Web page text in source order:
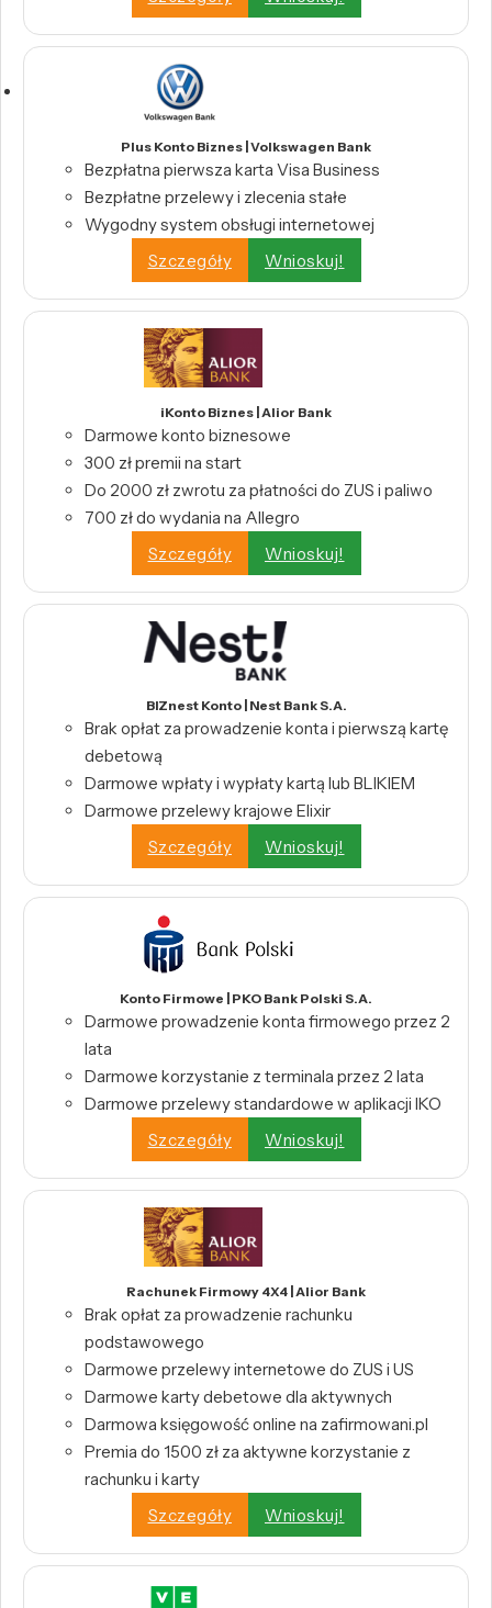
Plus Konto Biznes | Volkswagen Bank
Bezpłatna pierwsza karta Visa Business
Bezpłatne przelewy i zlecenia stałe
Wygodny system obsługi internetowej
Szczegóły
Wnioskuj!
iKonto Biznes | Alior Bank
Darmowe konto biznesowe
300 zł premii na start
Do 2000 zł zwrotu za płatności do ZUS i paliwo
700 zł do wydania na Allegro
Szczegóły
Wnioskuj!
BIZnest Konto | Nest Bank S.A.
Brak opłat za prowadzenie konta i pierwszą kartę
debetową
Darmowe wpłaty i wypłaty kartą lub BLIKIEM
Darmowe przelewy krajowe Elixir
Szczegóły
Wnioskuj!
Konto Firmowe | PKO Bank Polski S.A.
Darmowe prowadzenie konta firmowego przez 2
lata
Darmowe korzystanie z terminala przez 2 lata
Darmowe przelewy standardowe w aplikacji IKO
Szczegóły
Wnioskuj!
Rachunek Firmowy 4X4 | Alior Bank
Brak opłat za prowadzenie rachunku
podstawowego
Darmowe przelewy internetowe do ZUS i US
Darmowe karty debetowe dla aktywnych
Darmowa księgowość online na zafirmowani.pl
Premia do 1500 zł za aktywne korzystanie z
rachunku i karty
Szczegóły
Wnioskuj!